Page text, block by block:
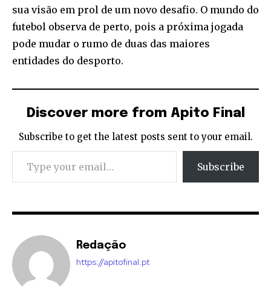
sua visão em prol de um novo desafio. O mundo do
futebol observa de perto, pois a próxima jogada
pode mudar o rumo de duas das maiores
entidades do desporto.
Discover more from Apito Final
Subscribe to get the latest posts sent to your email.
Type your email…
Subscribe
Redação
https://apitofinal.pt